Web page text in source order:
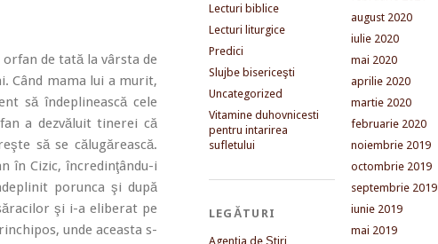
de tată la vârsta de
Când mama lui a murit,
să îndeplinească cele
a dezvăluit tinerei că
să se călugărească.
în Cizic, încredinţându-i
porunca şi după
şi i-a eliberat pe
unde aceasta s-
Lecturi biblice
Lecturi liturgice
Predici
Slujbe bisericeşti
Uncategorized
Vitamine duhovnicesti
pentru intarirea
sufletului
LEGĂTURI
Agenţia de Ştiri
august 2020
iulie 2020
mai 2020
aprilie 2020
martie 2020
februarie 2020
noiembrie 2019
octombrie 2019
septembrie 2019
iunie 2019
mai 2019